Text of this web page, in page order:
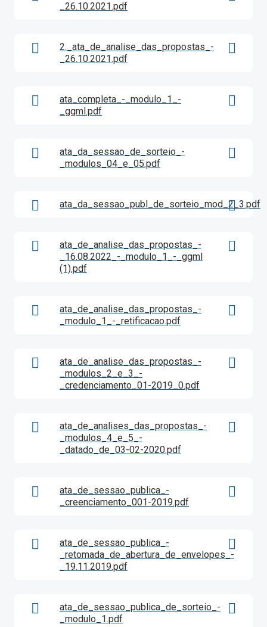
_26.10.2021.pdf
2._ata_de_analise_das_propostas_-
_26.10.2021.pdf
ata_completa_-_modulo_1_-
_ggml.pdf
ata_da_sessao_de_sorteio_-
_modulos_04_e_05.pdf
ata_da_sessao_publ_de_sorteio_mod_2_3.pdf
ata_de_analise_das_propostas_-
_16.08.2022_-_modulo_1_-_ggml
(1).pdf
ata_de_analise_das_propostas_-
_modulo_1_-_retificacao.pdf
ata_de_analise_das_propostas_-
_modulos_2_e_3_-
_credenciamento_01-2019_0.pdf
ata_de_analises_das_propostas_-
_modulos_4_e_5_-
_datado_de_03-02-2020.pdf
ata_de_sessao_publica_-
_creenciamento_001-2019.pdf
ata_de_sessao_publica_-
_retomada_de_abertura_de_envelopes_-
_19.11.2019.pdf
ata_de_sessao_publica_de_sorteio_-
_modulo_1.pdf